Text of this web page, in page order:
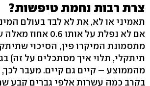
צרת רבות נחמת טיפשות?
תאמיני או לא, את לא לבד בעולם
אם לא נפלת על אותו 0.6
מתסמונת המיקרו פין, הסיכוי
תיתקלי, תלוי איך מסתכלים על זה)
מהממוצע – קיים גם קיים. מעבר